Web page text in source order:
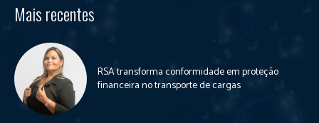
Mais recentes
RSA transforma conformidade em proteção
financeira no transporte de cargas